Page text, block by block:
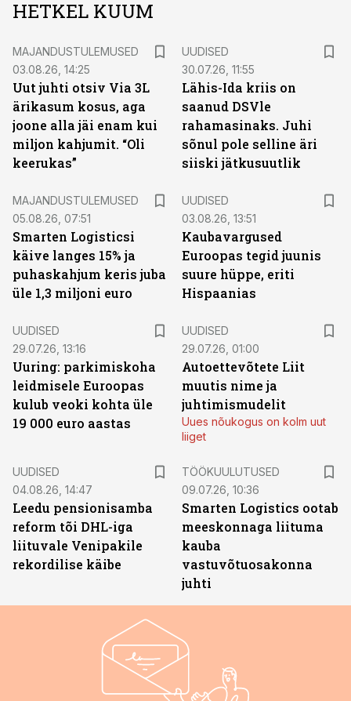
HETKEL KUUM
MAJANDUSTULEMUSED
03.08.26, 14:25
Uut juhti otsiv Via 3L
ärikasum kosus, aga
joone alla jäi enam kui
miljon kahjumit. “Oli
keerukas”
UUDISED
30.07.26, 11:55
Lähis-Ida kriis on
saanud DSVle
rahamasinaks. Juhi
sõnul pole selline äri
siiski jätkusuutlik
MAJANDUSTULEMUSED
05.08.26, 07:51
Smarten Logisticsi
käive langes 15% ja
puhaskahjum keris juba
üle 1,3 miljoni euro
UUDISED
03.08.26, 13:51
Kaubavargused
Euroopas tegid juunis
suure hüppe, eriti
Hispaanias
UUDISED
29.07.26, 13:16
Uuring: parkimiskoha
leidmisele Euroopas
kulub veoki kohta üle
19 000 euro aastas
UUDISED
29.07.26, 01:00
Autoettevõtete Liit
muutis nime ja
juhtimismudelit
Uues nõukogus on kolm uut
liiget
UUDISED
04.08.26, 14:47
Leedu pensionisamba
reform tõi DHL-iga
liituvale Venipakile
rekordilise käibe
TÖÖKUULUTUSED
09.07.26, 10:36
Smarten Logistics ootab
meeskonnaga liituma
kauba
vastuvõtuosakonna
juhti